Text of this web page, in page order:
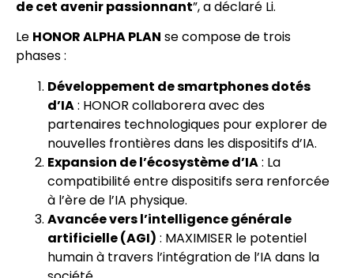
de cet avenir passionnant”, a déclaré Li.
Le HONOR ALPHA PLAN se compose de trois
phases :
Développement de smartphones dotés
d’IA: HONOR collaborera avec des
partenaires technologiques pour explorer de
nouvelles frontières dans les dispositifs d’IA.
Expansion de l’écosystème d’IA: La
compatibilité entre dispositifs sera renforcée
à l’ère de l’IA physique.
Avancée vers l’intelligence générale
artificielle (AGI) : MAXIMISER le potentiel
humain à travers l’intégration de l’IA dans la